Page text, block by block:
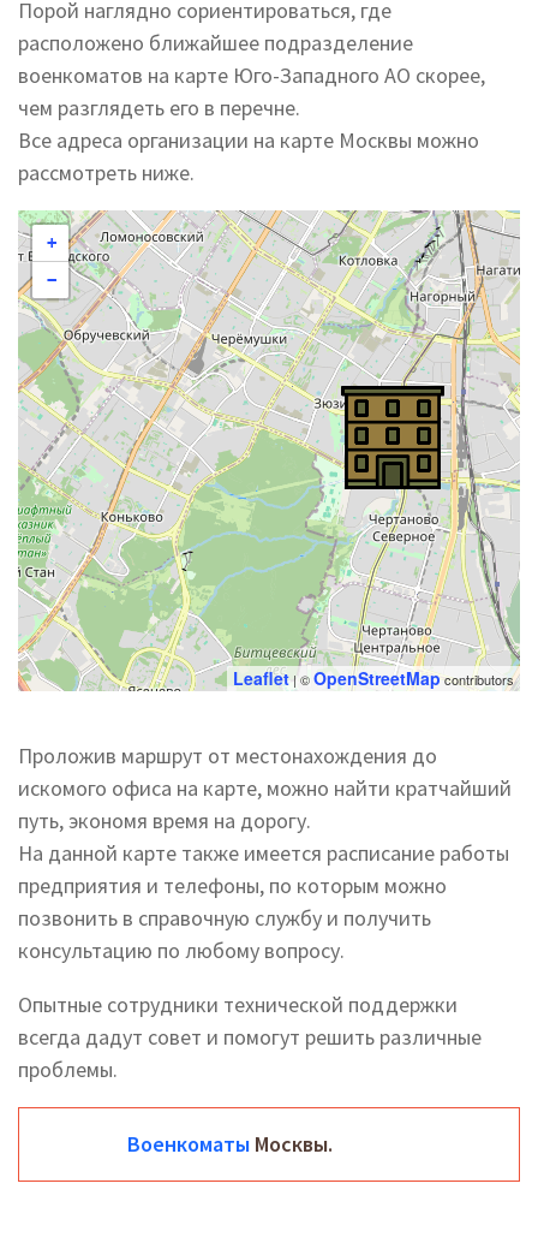
Порой наглядно сориентироваться, где
расположено ближайшее подразделение
военкоматов на карте Юго-Западного АО скорее,
чем разглядеть его в перечне.
Все адреса организации на карте Москвы можно
рассмотреть ниже.
+
−
Leaflet| ©OpenStreetMapcontributors
Проложив маршрут от местонахождения до
искомого офиса на карте, можно найти кратчайший
путь, экономя время на дорогу.
На данной карте также имеется расписание работы
предприятия и телефоны, по которым можно
позвонить в справочную службу и получить
консультацию по любому вопросу.
Опытные сотрудники технической поддержки
всегда дадут совет и помогут решить различные
проблемы.
Военкоматы Москвы.